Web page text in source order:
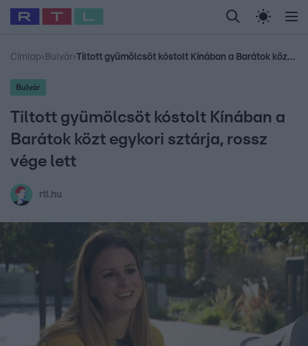
Legfrissebb RTL Híradó Randi Celeb vagyok,
Babits Marcella Most Wanted Gallusz
Címlap› Bulvár› Tiltott gyümölcsöt kóstolt Kínában a Barátok közt egykori sztárja, rossz vége lett
Bulvár
Tiltott gyümölcsöt kóstolt Kínában a
Barátok közt egykori sztárja, rossz
vége lett
rtl.hu